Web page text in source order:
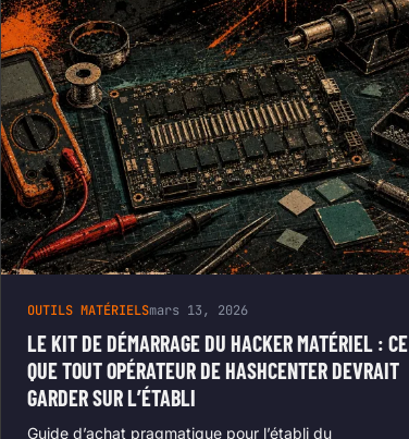
OUTILS MATÉRIELSmars 13, 2026
LE KIT DE DÉMARRAGE DU HACKER MATÉRIEL : CE
QUE TOUT OPÉRATEUR DE HASHCENTER DEVRAIT
GARDER SUR L’ÉTABLI
Guide d’achat pragmatique pour l’établi du